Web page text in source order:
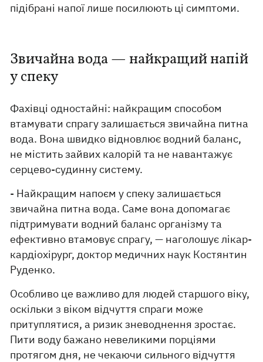
підібрані напої лише посилюють ці симптоми.
Звичайна вода — найкращий напій
у спеку
Фахівці одностайні: найкращим способом
втамувати спрагу залишається звичайна питна
вода. Вона швидко відновлює водний баланс,
не містить зайвих калорій та не навантажує
серцево-судинну систему.
- Найкращим напоєм у спеку залишається
звичайна питна вода. Саме вона допомагає
підтримувати водний баланс організму та
ефективно втамовує спрагу, — наголошує лікар-
кардіохірург, доктор медичних наук Костянтин
Руденко.
Особливо це важливо для людей старшого віку,
оскільки з віком відчуття спраги може
притуплятися, а ризик зневоднення зростає.
Пити воду бажано невеликими порціями
протягом дня, не чекаючи сильного відчуття